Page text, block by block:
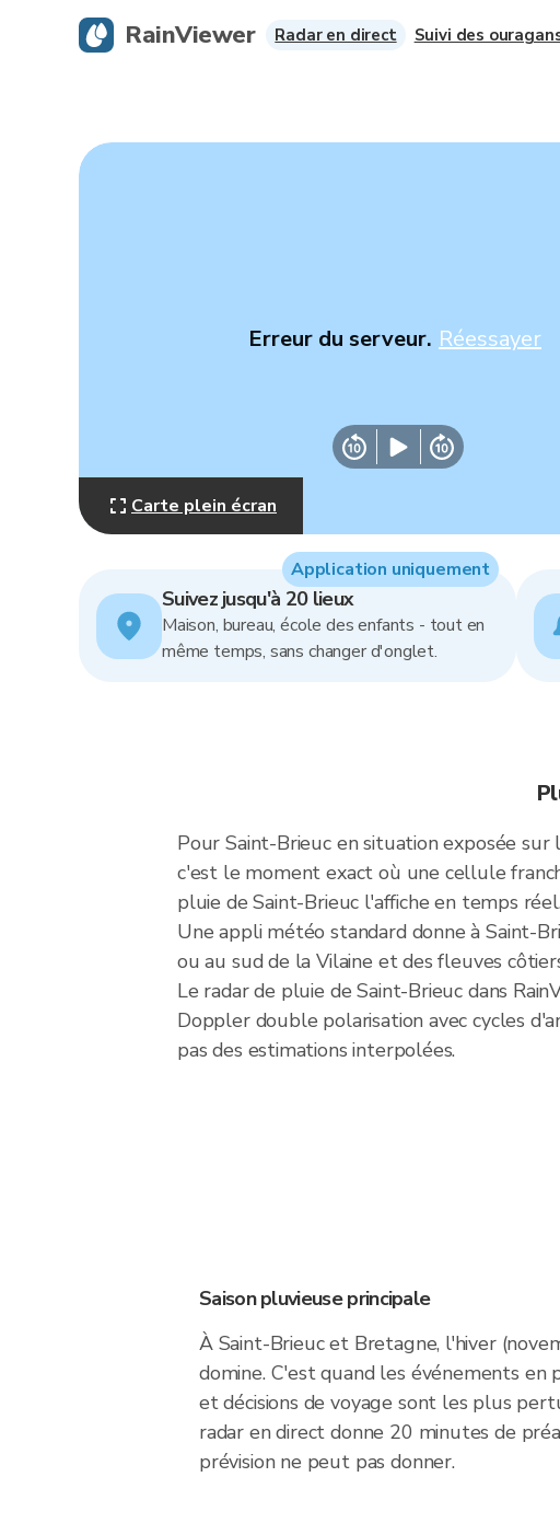
Erreur du serveur. Réessayer
Carte plein écran
Suivez jusqu'à 20 lieux
Maison, bureau, école des enfants - tout en
même temps, sans changer d'onglet.
Application uniquement
Pour Saint-Brieuc en situation exposée
c'est le moment exact où une cellule
pluie de Saint-Brieuc l'affiche en temps
Une appli météo standard donne à Saint-
ou au sud de la Vilaine et des fleuves
Le radar de pluie de Saint-Brieuc dans
Doppler double polarisation avec cycles
pas des estimations interpolées.
Saison pluvieuse principale
À Saint-Brieuc et Bretagne, l'hiver
domine. C'est quand les événements en
et décisions de voyage sont les plus
radar en direct donne 20 minutes de
prévision ne peut pas donner.
RainViewer Radar en direct Suivi des